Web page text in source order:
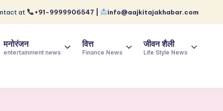
at +91-9999906547 | info@aajkitajakhabar.com
मनोरंजन
entertainment news
वित्त
Finance News
जीवन शैली
Life Style News